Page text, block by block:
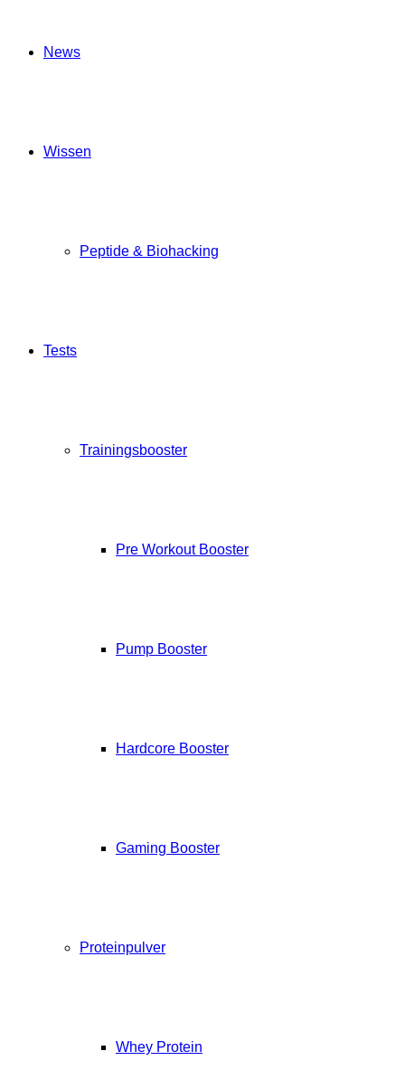
News
Wissen
Peptide & Biohacking
Tests
Trainingsbooster
Pre Workout Booster
Pump Booster
Hardcore Booster
Gaming Booster
Proteinpulver
Whey Protein